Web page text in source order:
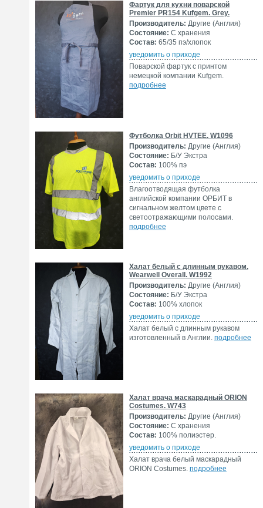
Фартук для кухни поварской
Premier PR154 Kufgem. Grey.
Производитель: Другие (Англия)
Состояние: С хранения
Состав: 65/35 пэ/хлопок
уведомить о приходе
Поварской фартук с принтом
немецкой компании Kufgem.
подробнее
Футболка Orbit HVTEE. W1096
Производитель: Другие (Англия)
Состояние: Б/У Экстра
Состав: 100% пэ
уведомить о приходе
Влагоотводящая футболка
английской компании ОРБИТ в
сигнальном желтом цвете с
светоотражающими полосами.
подробнее
Халат белый с длинным рукавом.
Wearwell Overall. W1992
Производитель: Другие (Англия)
Состояние: Б/У Экстра
Состав: 100% хлопок
уведомить о приходе
Халат белый с длинным рукавом
изготовленный в Англии. подробнее
Халат врача маскарадный ORION
Costumes. W743
Производитель: Другие (Англия)
Состояние: С хранения
Состав: 100% полиэстер.
уведомить о приходе
Xалат врача белый маскарадный
ORION Costumes. подробнее